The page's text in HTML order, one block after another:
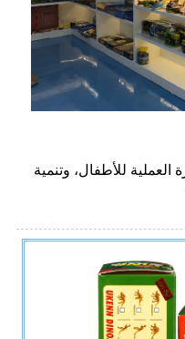
للأطفال، وتنمية